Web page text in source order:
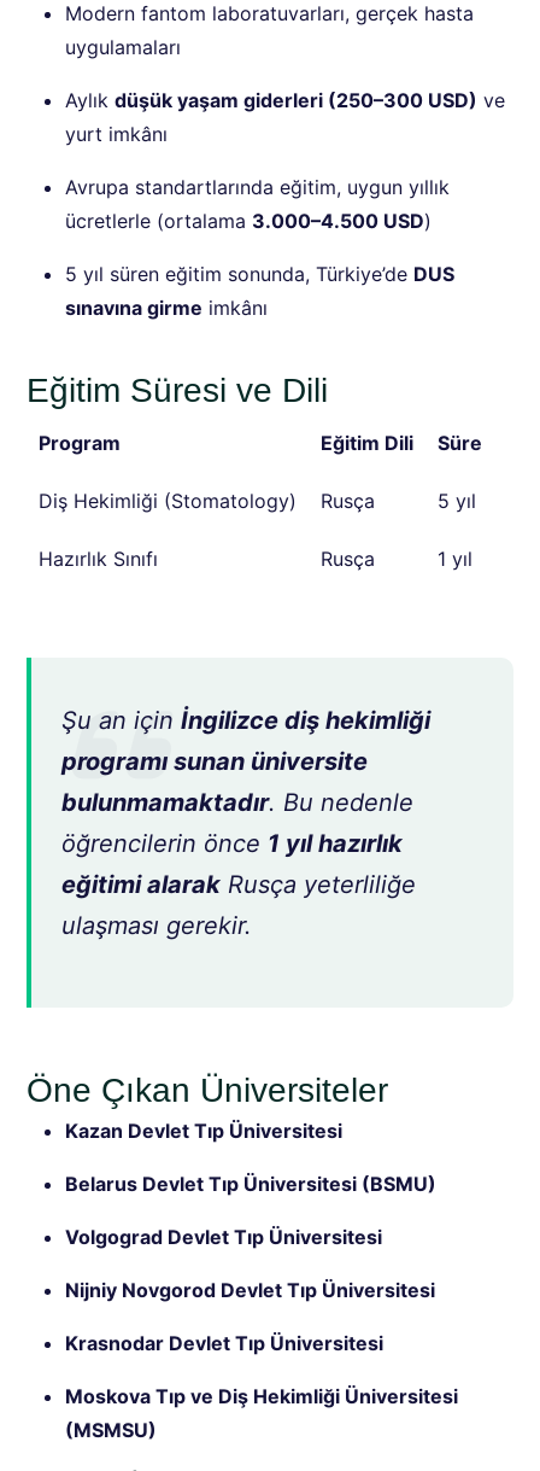
Modern fantom laboratuvarları, gerçek hasta
uygulamaları
Aylık düşük yaşam giderleri (250–300 USD) ve
yurt imkânı
Avrupa standartlarında eğitim, uygun yıllık
ücretlerle (ortalama 3.000–4.500 USD)
5 yıl süren eğitim sonunda, Türkiye’de DUS
sınavına girme imkânı
Eğitim Süresi ve Dili
Program Eğitim Dili Süre
Diş Hekimliği (Stomatology) Rusça 5 yıl
Hazırlık Sınıfı Rusça 1 yıl
Şu an için İngilizce diş hekimliği
programı sunan üniversite
bulunmamaktadır. Bu nedenle
öğrencilerin önce 1 yıl hazırlık
eğitimi alarak Rusça yeterliliğe
ulaşması gerekir.
Öne Çıkan Üniversiteler
Kazan Devlet Tıp Üniversitesi
Belarus Devlet Tıp Üniversitesi (BSMU)
Volgograd Devlet Tıp Üniversitesi
Nijniy Novgorod Devlet Tıp Üniversitesi
Krasnodar Devlet Tıp Üniversitesi
Moskova Tıp ve Diş Hekimliği Üniversitesi
(MSMSU)